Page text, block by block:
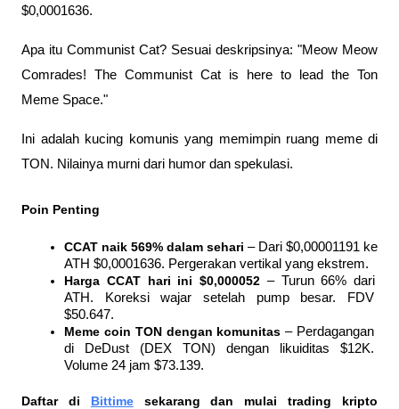
$0,0001636.
Apa itu Communist Cat? Sesuai deskripsinya: "Meow Meow
Comrades! The Communist Cat is here to lead the Ton
Meme Space."
Ini adalah kucing komunis yang memimpin ruang meme di
TON. Nilainya murni dari humor dan spekulasi.
Poin Penting
CCAT naik 569% dalam sehari – Dari $0,00001191 ke
ATH $0,0001636. Pergerakan vertikal yang ekstrem.
Harga CCAT hari ini $0,000052 – Turun 66% dari
ATH. Koreksi wajar setelah pump besar. FDV
$50.647.
Meme coin TON dengan komunitas – Perdagangan
di DeDust (DEX TON) dengan likuiditas $12K.
Volume 24 jam $73.139.
Daftar di Bittime sekarang dan mulai trading kripto